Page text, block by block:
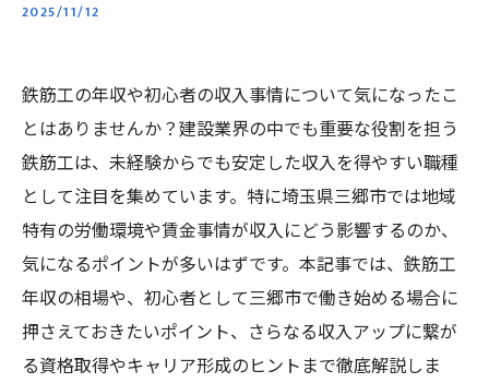
2025/11/12
鉄筋工の年収や初心者の収入事情について気になったこ
とはありませんか？建設業界の中でも重要な役割を担う
鉄筋工は、未経験からでも安定した収入を得やすい職種
として注目を集めています。特に埼玉県三郷市では地域
特有の労働環境や賃金事情が収入にどう影響するのか、
気になるポイントが多いはずです。本記事では、鉄筋工
年収の相場や、初心者として三郷市で働き始める場合に
押さえておきたいポイント、さらなる収入アップに繋が
る資格取得やキャリア形成のヒントまで徹底解説しま